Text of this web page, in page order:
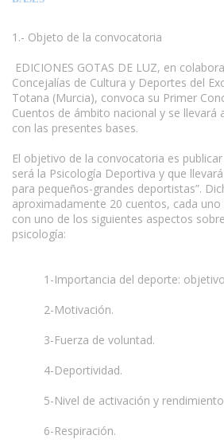
1.- Objeto de la convocatoria
EDICIONES GOTAS DE LUZ, en
Concejalías de Cultura y Deportes del
Totana (Murcia), convoca su Primer
Cuentos de ámbito nacional y se llevará
con las presentes bases.
El objetivo de la convocatoria es
será la Psicología Deportiva y que
para pequeños-grandes deportistas”.
aproximadamente 20 cuentos, cada
con uno de los siguientes aspectos
psicología:
1-Importancia del deporte:
2-Motivación.
3-Fuerza de voluntad.
4-Deportividad.
5-Nivel de activación y
6-Respiración.